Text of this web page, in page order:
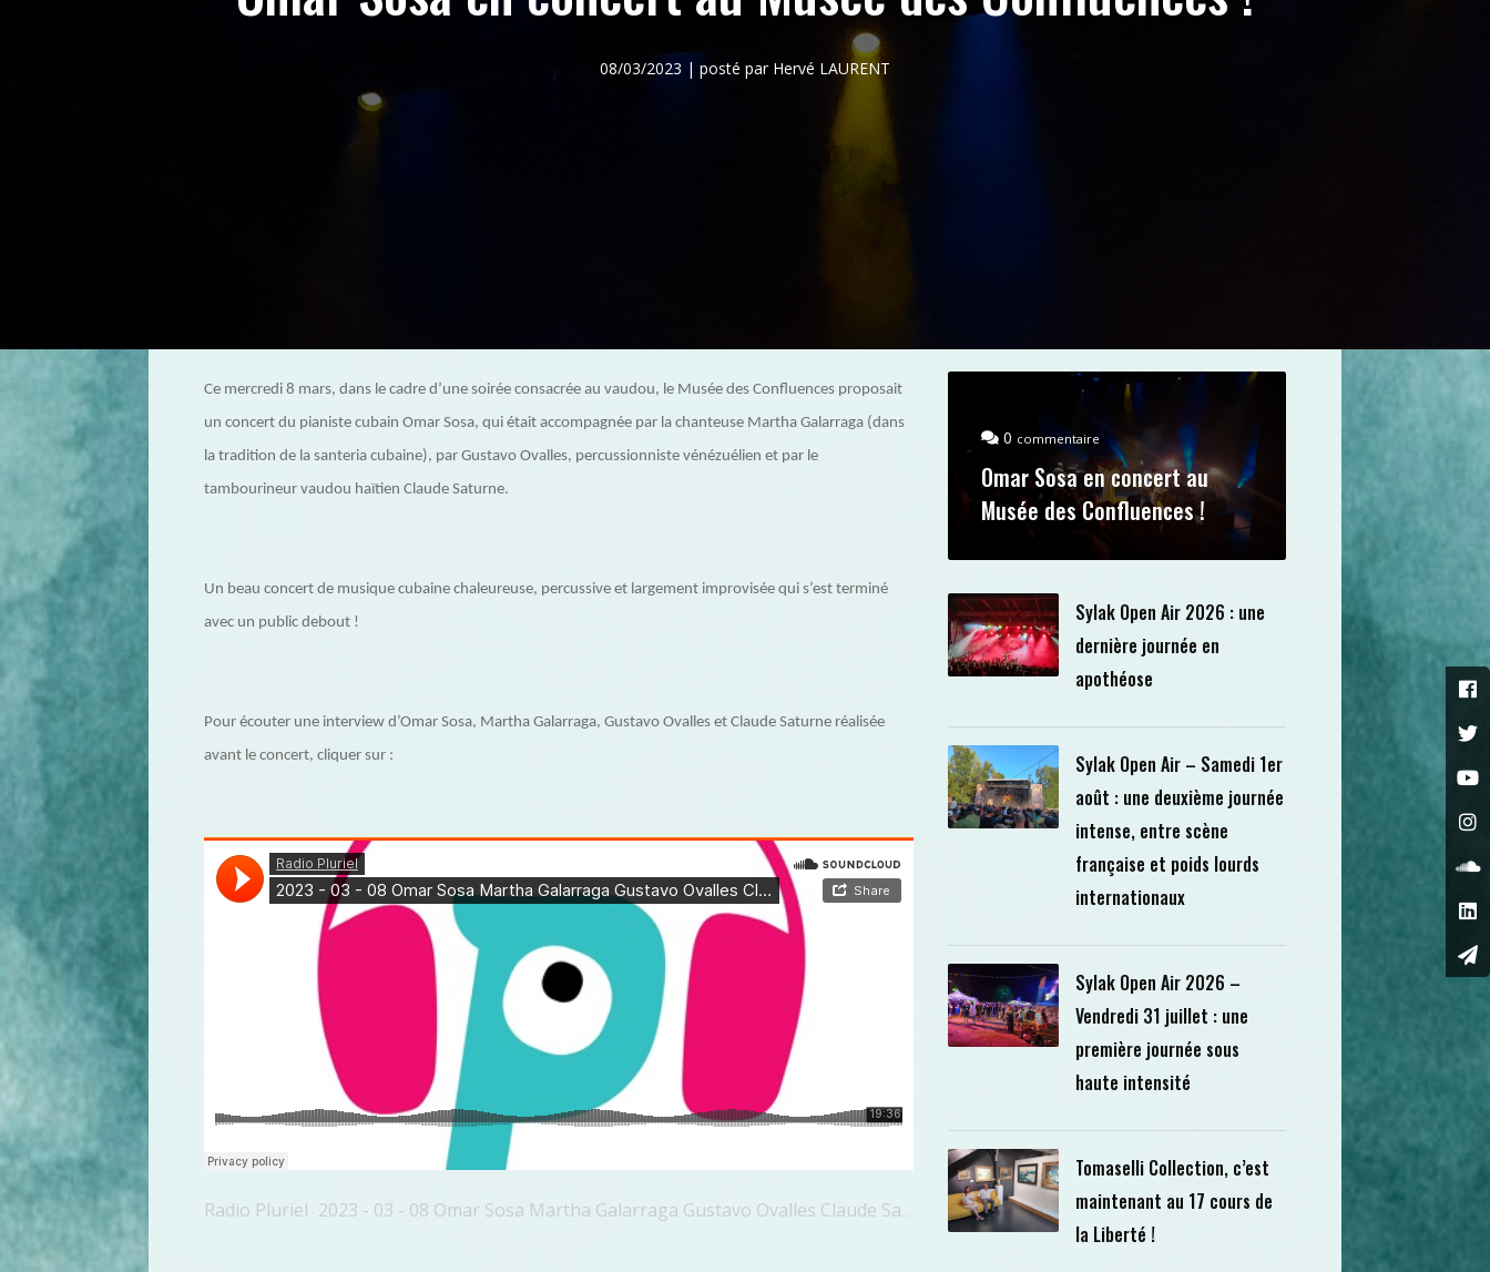
08/03/2023 | posté par Hervé LAURENT
Ce mercredi 8 mars, dans le cadre d’une soirée consacrée au vaudou, le Musée des Confluences proposait
un concert du pianiste cubain Omar Sosa, qui était accompagnée par la chanteuse Martha Galarraga (dans
la tradition de la santeria cubaine), par Gustavo Ovalles, percussionniste vénézuélien et par le
tambourineur vaudou haïtien Claude Saturne.
Un beau concert de musique cubaine chaleureuse, percussive et largement improvisée qui s’est terminé
avec un public debout !
Pour écouter une interview d’Omar Sosa, Martha Galarraga, Gustavo Ovalles et Claude Saturne réalisée
avant le concert, cliquer sur :
Radio Pluriel · 2023 - 03 - 08 Omar Sosa Martha Galarraga Gustavo Ovalles Claude Saturne
0 commentaire
Omar Sosa en concert au
Musée des Confluences !
Sylak Open Air 2026 : une
dernière journée en
apothéose
Sylak Open Air – Samedi 1er
août : une deuxième journée
intense, entre scène
française et poids lourds
internationaux
Sylak Open Air 2026 –
Vendredi 31 juillet : une
première journée sous
haute intensité
Tomaselli Collection, c’est
maintenant au 17 cours de
la Liberté !